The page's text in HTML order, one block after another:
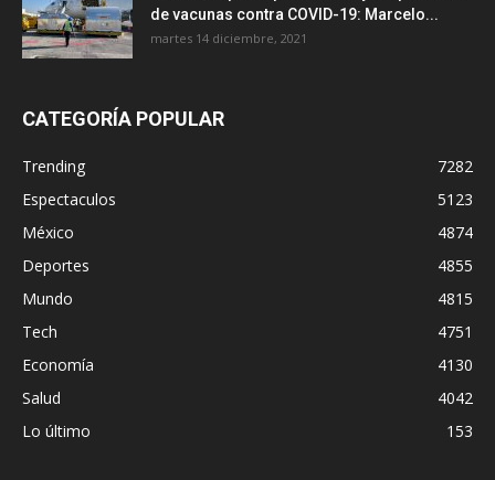
de vacunas contra COVID-19: Marcelo...
martes 14 diciembre, 2021
CATEGORÍA POPULAR
Trending
7282
Espectaculos
5123
México
4874
Deportes
4855
Mundo
4815
Tech
4751
Economía
4130
Salud
4042
Lo último
153